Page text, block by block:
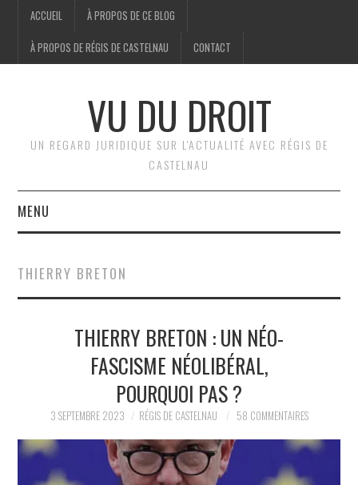
ACCUEIL À PROPOS DE CE BLOG
À PROPOS DE RÉGIS DE CASTELNAU CONTACT
VU DU DROIT
UN REGARD JURIDIQUE SUR L'ACTUALITÉ AVEC RÉGIS DE
CASTELNAU
MENU
BRÈVES
JURIDIQUE
POLITIQUE
HISTOIRE
CULTURE
THIERRY BRETON
THIERRY BRETON : UN NÉO-
FASCISME NÉOLIBÉRAL,
POURQUOI PAS ?
3 SEPTEMBRE 2023 RÉGIS DE CASTELNAU 58 COMMENTAIRES